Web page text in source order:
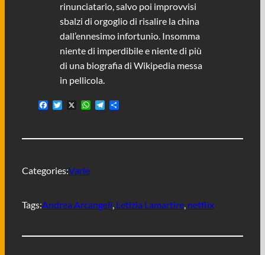
rinunciatario, salvo poi improvvisi
sbalzi di orgoglio di risalire la china
dall’ennesimo infortunio. Insomma
niente di imperdibile e niente di più
di una biografia di Wikipedia messa
in pellicola.
F
b
k
T
t
W
s
T
g
C
i
Categories:Varie
Tags:Andrea Arcangeli Letizia Lamartire, netflix